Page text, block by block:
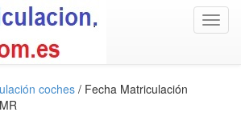
coches / Fecha Matriculación